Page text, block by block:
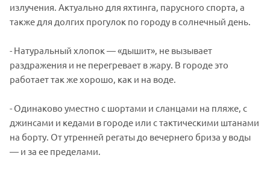
излучения. Актуально для яхтинга, парусного спорта, а
также для долгих прогулок по городу в солнечный день.
- Натуральный хлопок — «дышит», не вызывает
раздражения и не перегревает в жару. В городе это
работает так же хорошо, как и на воде.
- Одинаково уместно с шортами и сланцами на пляже, с
джинсами и кедами в городе или с тактическими штанами
на борту. От утренней регаты до вечернего бриза у воды
— и за ее пределами.